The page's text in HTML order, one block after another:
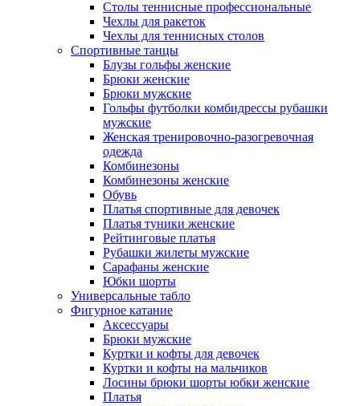
Столы теннисные профессиональные
Чехлы для ракеток
Чехлы для теннисных столов
Спортивные танцы
Блузы гольфы женские
Брюки женские
Брюки мужские
Гольфы футболки комбидрессы рубашки
мужские
Женская тренировочно-разогревочная
одежда
Комбинезоны
Комбинезоны женские
Обувь
Платья спортивные для девочек
Платья туники женские
Рейтинговые платья
Рубашки жилеты мужские
Сарафаны женские
Юбки шорты
Универсальные табло
Фигурное катание
Аксессуары
Брюки мужские
Куртки и кофты для девочек
Куртки и кофты на мальчиков
Лосины брюки шорты юбки женские
Платья